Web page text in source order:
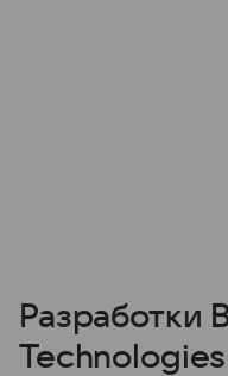
Разработки